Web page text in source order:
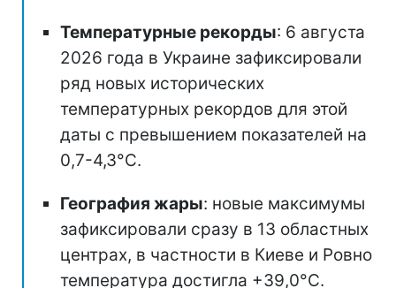
Температурные рекорды: 6 августа
2026 года в Украине зафиксировали
ряд новых исторических
температурных рекордов для этой
даты с превышением показателей на
0,7-4,3°C.
География жары: новые максимумы
зафиксировали сразу в 13 областных
центрах, в частности в Киеве и Ровно
температура достигла +39,0°C.